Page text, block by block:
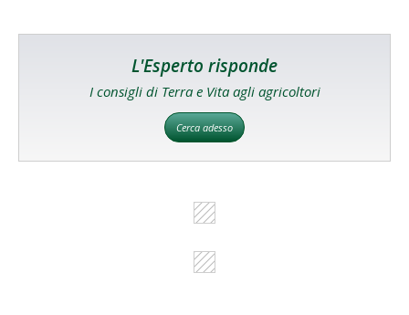
L'Esperto risponde
I consigli di Terra e Vita agli agricoltori
Cerca adesso